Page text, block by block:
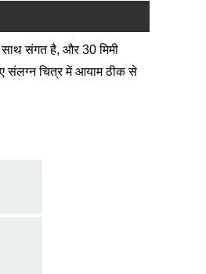
साथ संगत है, और 30 मिमी
संलग्न चित्र में आयाम ठीक से